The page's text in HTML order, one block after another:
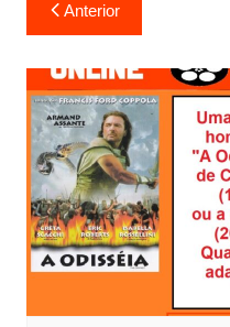
a
v
e
g
a
ç
ã
o
d
Anterior